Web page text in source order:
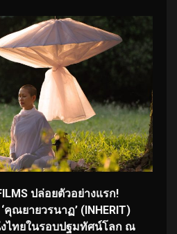
ปล่อยตัวอย่างแรก!
ณยายวรนาฏ’ (INHERIT)
ไทยในรอบปฐมทัศน์โลก ณ